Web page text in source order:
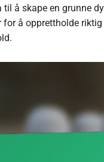
til å skape en grunne
for å opprettholde